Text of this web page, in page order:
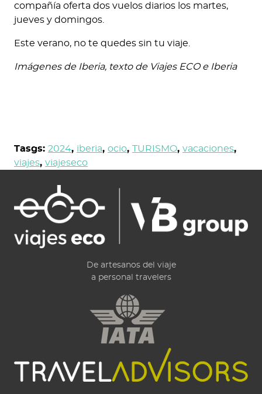
compañía oferta dos vuelos diarios los martes,
jueves y domingos.
Este verano, no te quedes sin tu viaje.
Imágenes de Iberia, texto de Viajes ECO e Iberia
Tasgs: 2024, iberia, ocio, TURISMO, vacaciones,
viajes, viajeseco
De artesanos del viaje
a personal travelers